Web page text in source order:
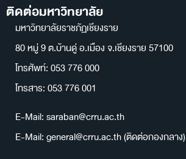
ติดต่อมหาวิทยาลัย
มหาวิทยาลัยราชภัฏเชียงราย
80 หมู่ 9 ต.บ้านดู่ อ.เมือง จ.เชียงราย 57100
โทรศัพท์: 053 776 000
โทรสาร: 053 776 001
E-Mail: saraban@crru.ac.th
E-Mail: general@crru.ac.th (ติดต่อกองกลาง)